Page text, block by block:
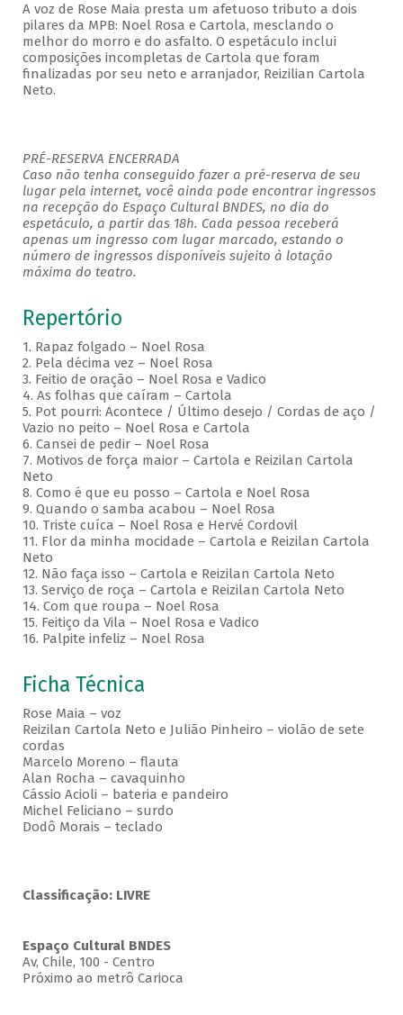
A voz de Rose Maia presta um afetuoso tributo a dois
pilares da MPB: Noel Rosa e Cartola, mesclando o
melhor do morro e do asfalto. O espetáculo inclui
composições incompletas de Cartola que foram
finalizadas por seu neto e arranjador, Reizilian Cartola
Neto.
PRÉ-RESERVA ENCERRADA
Caso não tenha conseguido fazer a pré-reserva de seu
lugar pela internet, você ainda pode encontrar ingressos
na recepção do Espaço Cultural BNDES, no dia do
espetáculo, a partir das 18h. Cada pessoa receberá
apenas um ingresso com lugar marcado, estando o
número de ingressos disponíveis sujeito à lotação
máxima do teatro.
Repertório
1. Rapaz folgado – Noel Rosa
2. Pela décima vez – Noel Rosa
3. Feitio de oração – Noel Rosa e Vadico
4. As folhas que caíram – Cartola
5. Pot pourri: Acontece / Último desejo / Cordas de aço /
Vazio no peito – Noel Rosa e Cartola
6. Cansei de pedir – Noel Rosa
7. Motivos de força maior – Cartola e Reizilan Cartola
Neto
8. Como é que eu posso – Cartola e Noel Rosa
9. Quando o samba acabou – Noel Rosa
10. Triste cuíca – Noel Rosa e Hervé Cordovil
11. Flor da minha mocidade – Cartola e Reizilan Cartola
Neto
12. Não faça isso – Cartola e Reizilan Cartola Neto
13. Serviço de roça – Cartola e Reizilan Cartola Neto
14. Com que roupa – Noel Rosa
15. Feitiço da Vila – Noel Rosa e Vadico
16. Palpite infeliz – Noel Rosa
Ficha Técnica
Rose Maia – voz
Reizilan Cartola Neto e Julião Pinheiro – violão de sete
cordas
Marcelo Moreno – flauta
Alan Rocha – cavaquinho
Cássio Acioli – bateria e pandeiro
Michel Feliciano – surdo
Dodô Morais – teclado
Classificação: LIVRE
Espaço Cultural BNDES
Av, Chile, 100 - Centro
Próximo ao metrô Carioca